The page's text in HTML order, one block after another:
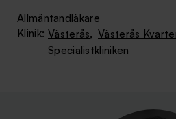
Allmäntandläkare
Klinik: Västerås,Västerås
Specialistkliniken